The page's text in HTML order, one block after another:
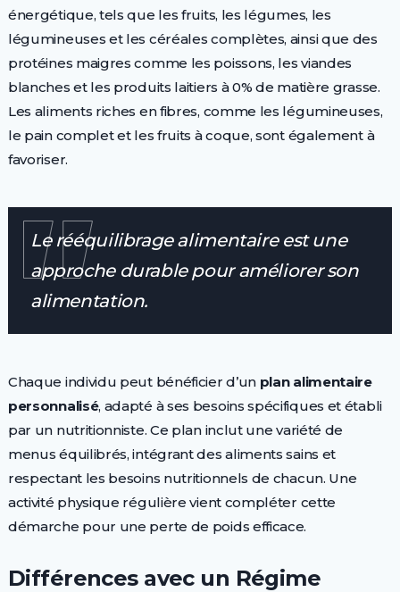
énergétique, tels que les fruits, les légumes, les
légumineuses et les céréales complètes, ainsi que des
protéines maigres comme les poissons, les viandes
blanches et les produits laitiers à 0% de matière grasse.
Les aliments riches en fibres, comme les légumineuses,
le pain complet et les fruits à coque, sont également à
favoriser.
Le rééquilibrage alimentaire est une
approche durable pour améliorer son
alimentation.
Chaque individu peut bénéficier d’un plan alimentaire
personnalisé, adapté à ses besoins spécifiques et établi
par un nutritionniste. Ce plan inclut une variété de
menus équilibrés, intégrant des aliments sains et
respectant les besoins nutritionnels de chacun. Une
activité physique régulière vient compléter cette
démarche pour une perte de poids efficace.
Différences avec un Régime